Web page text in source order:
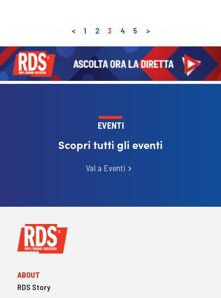
< 1 2 3 4 5 >
EVENTI
Scopri tutti gli eventi
Vai a Eventi
ABOUT
RDS Story